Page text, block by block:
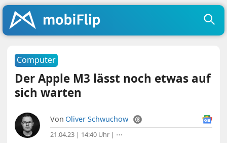
Computer
Der Apple M3 lässt noch etwas auf
sich warten
Von Oliver Schwuchow
21.04.23 | 14:40 Uhr | ⋯